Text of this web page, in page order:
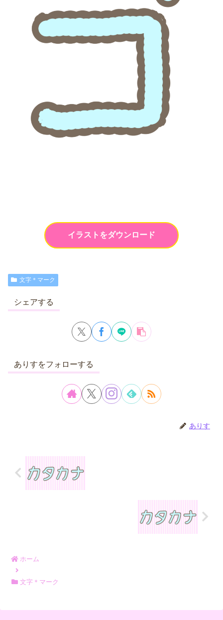
イラストをダウンロード
文字＊マーク
シェアする
ありすをフォローする
ありす
ホーム
文字＊マーク